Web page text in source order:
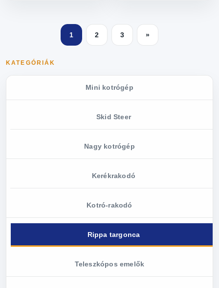
KATEGÓRIÁK
Mini kotrógép
Skid Steer
Nagy kotrógép
Kerékrakodó
Kotró-rakodó
Rippa targonca
Teleszkópos emelők
1 2 3 »